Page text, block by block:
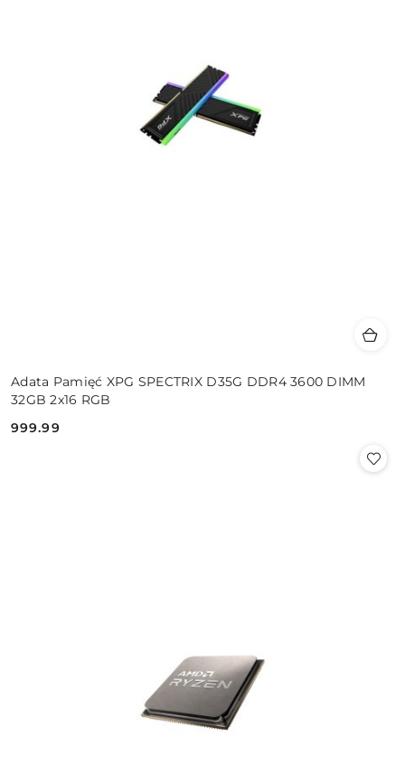
Adata Pamięć XPG SPECTRIX D35G DDR4 3600 DIMM
32GB 2x16 RGB
Cena:
999.99